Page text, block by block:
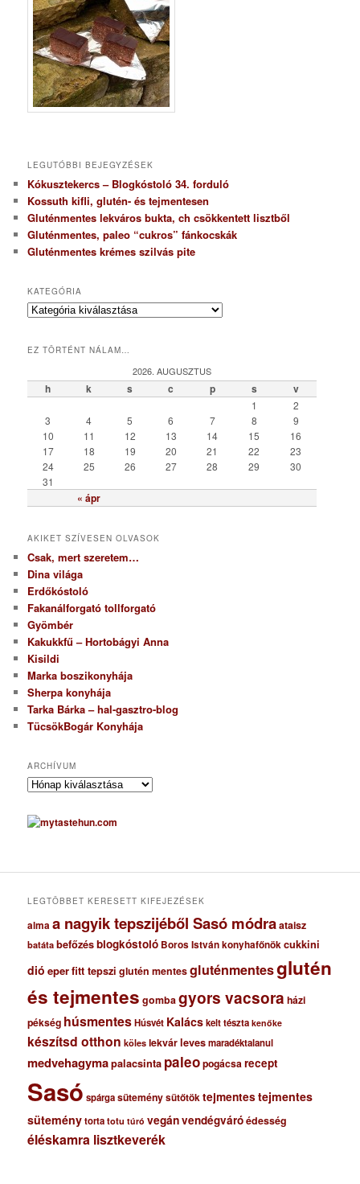
LEGUTÓBBI BEJEGYZÉSEK
Kókusztekercs – Blogkóstoló 34. forduló
Kossuth kifli, glutén- és tejmentesen
Gluténmentes lekváros bukta, ch csökkentett lisztből
Gluténmentes, paleo “cukros” fánkocskák
Gluténmentes krémes szilvás pite
KATEGÓRIA
K
e
ó
r
EZ TÖRTÉNT NÁLAM…
2026. AUGUSZTUS
h k s c p s v
« ápr
1
2
3
4 5 6 7 8
9
10
11 12 13 14 15
16
17
18 19 20 21 22
23
24
25 26 27 28 29
30
31
AKIKET SZÍVESEN OLVASOK
Csak, mert szeretem…
Dina világa
Erdőkóstoló
Fakanálforgató tollforgató
Gyömbér
Kakukkfű – Hortobágyi Anna
Kisildi
Marka boszikonyhája
Sherpa konyhája
Tarka Bárka – hal-gasztro-blog
TücsökBogár Konyhája
ARCHÍVUM
A
c
h
u
LEGTÖBBET KERESETT KIFEJEZÉSEK
almaa nagyik tepszijéből Sasó módraataisz
batáta befőzésblogkóstoló Boros István konyhafőnökcukkini
dió eperfitt tepszi glutén mentesgluténmentesglutén
és tejmentes gombagyors vacsora házi
pékség húsmentesHúsvét Kalácskelt tészta kenőke
készítsd otthon köles lekvárlevesmaradéktalanul
medvehagymapalacsinta paleopogácsarecept
Sasó spárgasüteménysütőtöktejmentestejmentes
süteménytorta totu túró vegánvendégváróédesség
éléskamra lisztkeverék